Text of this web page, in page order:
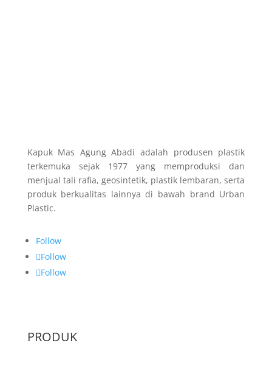
Kapuk Mas Agung Abadi adalah produsen plastik
terkemuka sejak 1977 yang memproduksi dan
menjual tali rafia, geosintetik, plastik lembaran, serta
produk berkualitas lainnya di bawah brand Urban
Plastic.
Follow
Follow
Follow
PRODUK